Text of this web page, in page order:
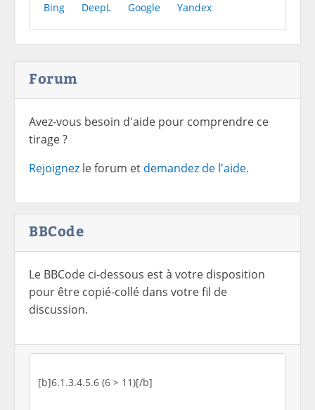
Bing DeepL Google Yandex
Forum
Avez-vous besoin d'aide pour comprendre ce
tirage ?
Rejoignez le forum et demandez de l'aide.
BBCode
Le BBCode ci-dessous est à votre disposition
pour être copié-collé dans votre fil de
discussion.